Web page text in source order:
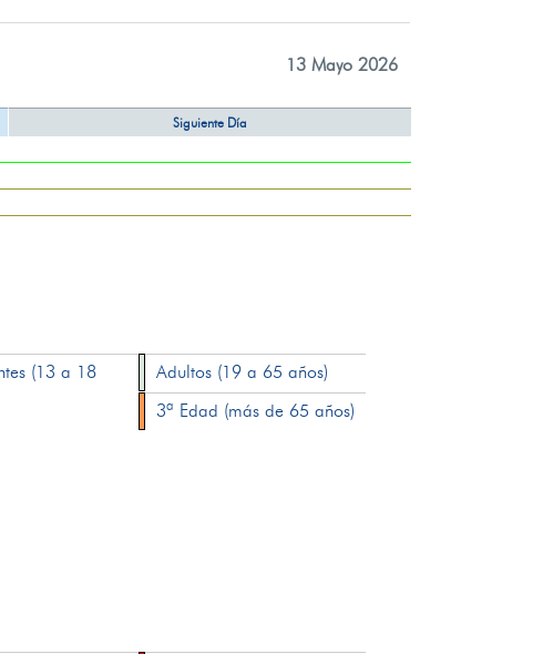
13 Mayo 2026
Siguiente Día
(13 a 18
Adultos (19 a 65 años)
3ª Edad (más de 65 años)